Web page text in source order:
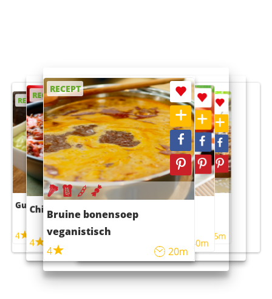
RECEPT
Guacamole
4
RECEPT
Chili con carne
4 45m
RECEPT
Bruine bonensoep
veganistisch
4
20m
RECEPT
Sushi rijstsalade
maaltijdsalade
40m
RECEPT
4 55m